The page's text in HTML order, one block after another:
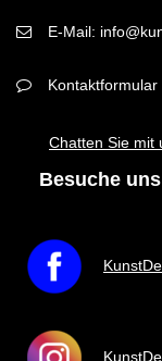
E-Mail:
Kontaktformular
Chatten Sie mit
Besuche